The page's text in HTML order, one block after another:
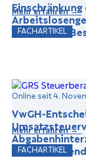
FACHARTIKEL
geringfügig
Mehr erfahren →
FACHARTIKEL
Online seit 4.
VwGH-
Mehr erfahren →